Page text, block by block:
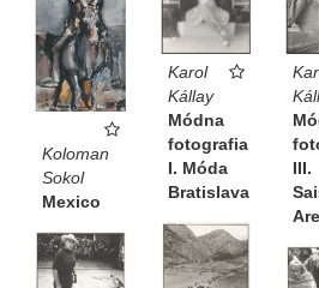
Koloman
Sokol
Mexico
Karol
Kállay
Módna
fotografia
I. Móda
Bratislava
III.